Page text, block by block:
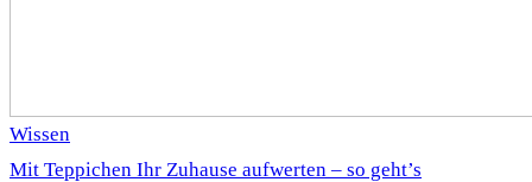
Wissen
Mit Teppichen Ihr Zuhause aufwerten – so geht’s